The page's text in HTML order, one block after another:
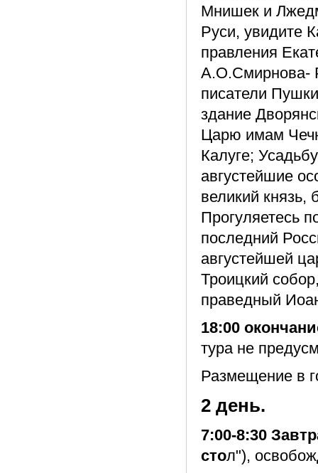
Мнишек и
Руси, увидите
правления
А.О.Смирнова-
писатели
здание
Царю имам
Калуге;
августейшие
великий князь,
Прогуляетесь
последний
августейшей
Троицкий
праведный
18:00
тура не
Размещение в
2 день.
7:00-8:30
стол"),